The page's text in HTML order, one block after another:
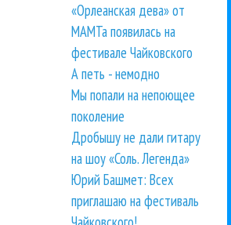
«Орлеанская дева» от
МАМТа появилась на
фестивале Чайковского
А петь - немодно
Мы попали на непоющее
поколение
Дробышу не дали гитару
на шоу «Соль. Легенда»
Юрий Башмет: Всех
приглашаю на фестиваль